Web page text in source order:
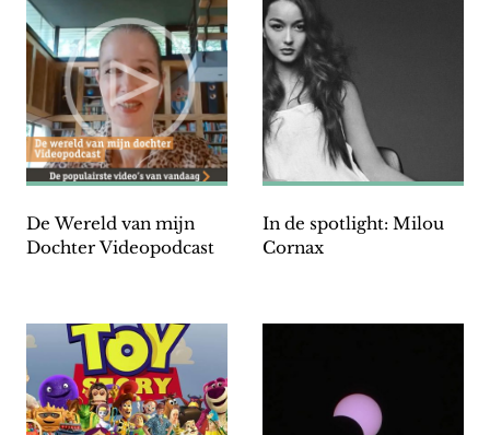
De Wereld van mijn
Dochter Videopodcast
In de spotlight: Milou
Cornax